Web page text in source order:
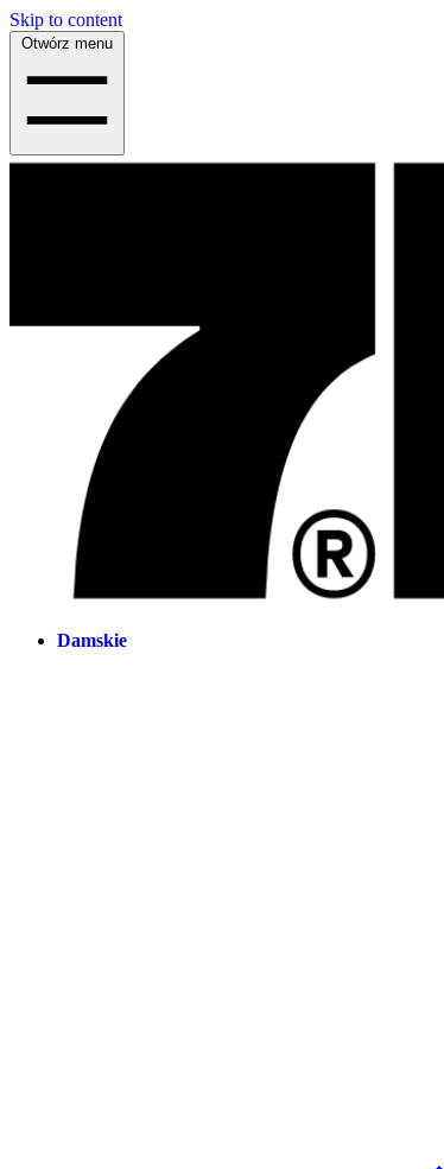
Skip to content
Otwórz menu
Damskie